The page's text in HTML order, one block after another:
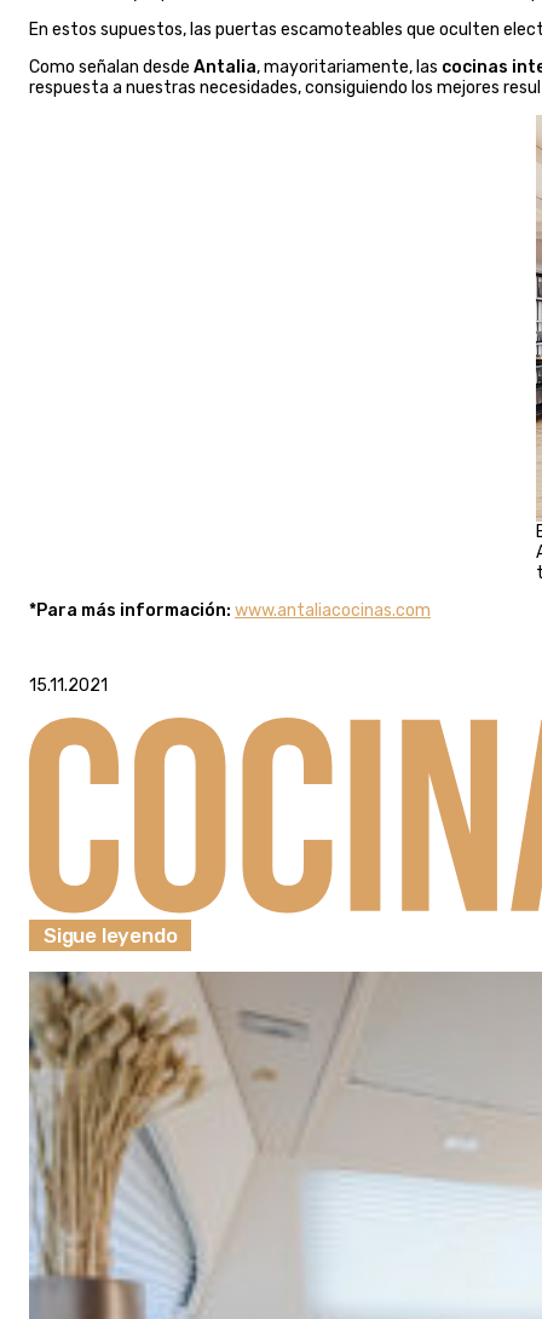
En estos supuestos, las puertas escamoteables que oculten
Como señalan desde Antalia, mayoritariamente, las cocinas
respuesta a nuestras necesidades, consiguiendo los mejores
*Para más información: www.antaliacocinas.com
15.11.2021
Sigue leyendo